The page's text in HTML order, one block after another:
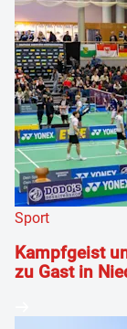
Sport
Kampfgeist
zu Gast in